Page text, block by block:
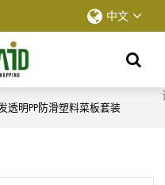
中文
透明PP防滑塑料菜板套装